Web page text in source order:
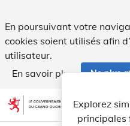
En poursuivant votre
cookies soient utilisés afin
utilisateur.
En savoir plus
Ne plus
Aller au contenu Explorez
principales